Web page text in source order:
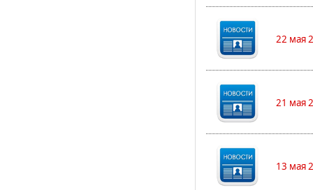
22 мая
21 мая
13 мая